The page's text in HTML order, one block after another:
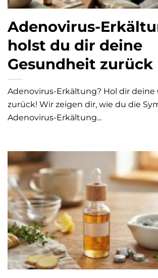
Adenovirus-
holst du dir deine
Gesundheit zurück
Adenovirus-Erkältung? Hol dir deine
zurück! Wir zeigen dir, wie du die
Adenovirus-Erkältung...